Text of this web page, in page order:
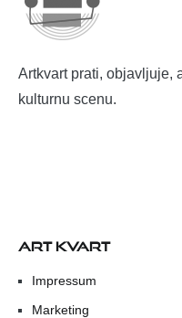
Artkvart prati, objavljuje,
kulturnu scenu.
ART KVART
Impressum
Marketing